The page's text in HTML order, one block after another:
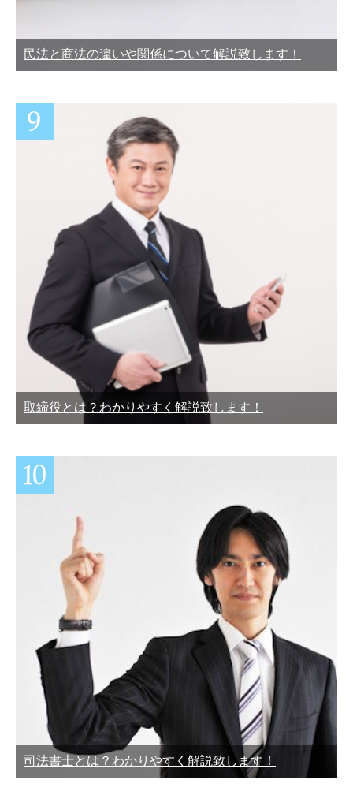
民法と商法の違いや関係について解説致します！
取締役とは？わかりやすく解説致します！
司法書士とは？わかりやすく解説致します！